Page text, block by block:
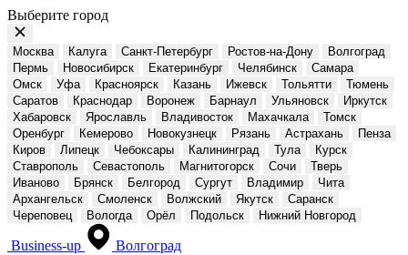
Выберите город
Москва Калуга Санкт-Петербург Ростов-на-Дону
Волгоград
Пермь
Новосибирск Екатеринбург Челябинск
Самара
Омск
Уфа Красноярск Казань Ижевск Тольятти
Тюмень
Саратов
Краснодар Воронеж Барнаул Ульяновск
Иркутск
Хабаровск
Ярославль Владивосток Махачкала
Томск
Оренбург
Кемерово Новокузнецк Рязань Астрахань
Пенза
Киров
Липецк Чебоксары Калининград Тула
Курск
Ставрополь
Севастополь Магнитогорск Сочи
Тверь
Иваново
Брянск Белгород Сургут Владимир
Чита
Архангельск
Смоленск Волжский Якутск
Саранск
Череповец
Вологда Орёл Подольск Нижний Новгород
Business-up Волгоград